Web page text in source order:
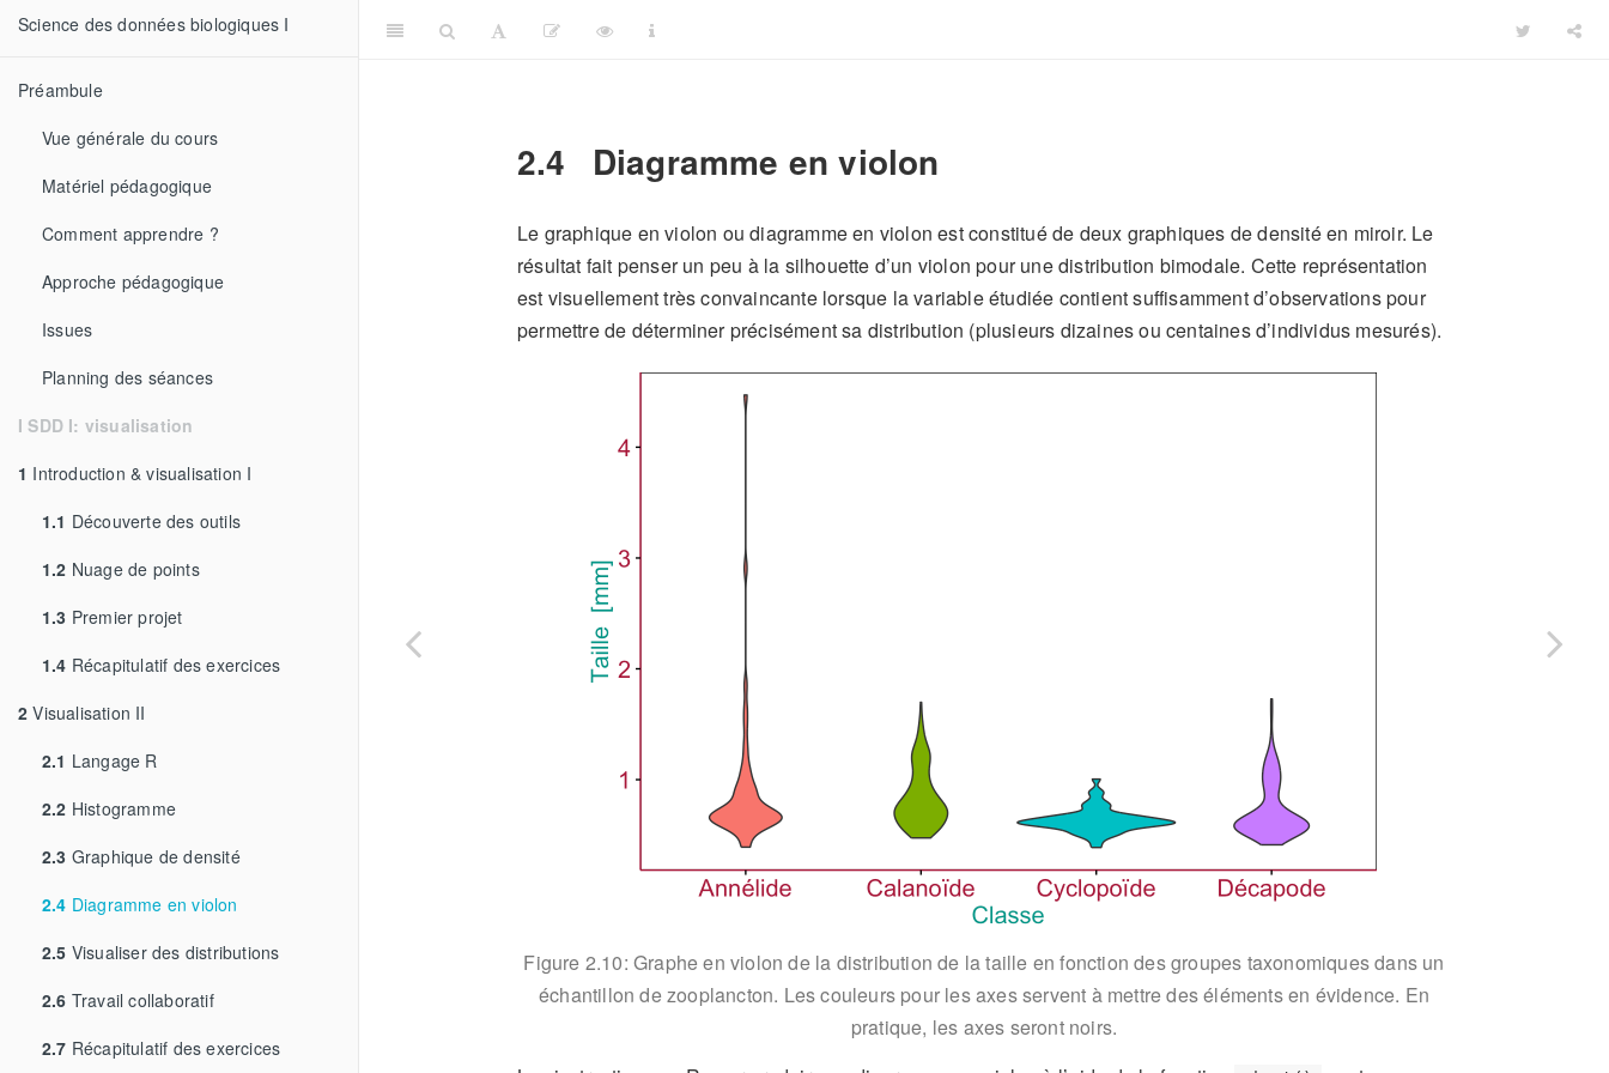
Science des données biologiques I
Préambule
Vue générale du cours
Matériel pédagogique
Comment apprendre ?
Approche pédagogique
Issues
Planning des séances
I SDD I: visualisation
1 Introduction & visualisation I
1.1 Découverte des outils
1.2 Nuage de points
1.3 Premier projet
1.4 Récapitulatif des exercices
2 Visualisation II
2.1 Langage R
2.2 Histogramme
2.3 Graphique de densité
2.4 Diagramme en violon
2.5 Visualiser des distributions
2.6 Travail collaboratif
2.7 Récapitulatif des exercices
2.4 Diagramme en violon
Le graphique en violon ou diagramme en violon est constitué de deux graphiques de densité en miroir. Le
résultat fait penser un peu à la silhouette d’un violon pour une distribution bimodale. Cette représentation
est visuellement très convaincante lorsque la variable étudiée contient suffisamment d’observations pour
permettre de déterminer précisément sa distribution (plusieurs dizaines ou centaines d’individus mesurés).
Figure 2.10: Graphe en violon de la distribution de la taille en fonction des groupes taxonomiques dans un
échantillon de zooplancton. Les couleurs pour les axes servent à mettre des éléments en évidence. En
pratique, les axes seront noirs.